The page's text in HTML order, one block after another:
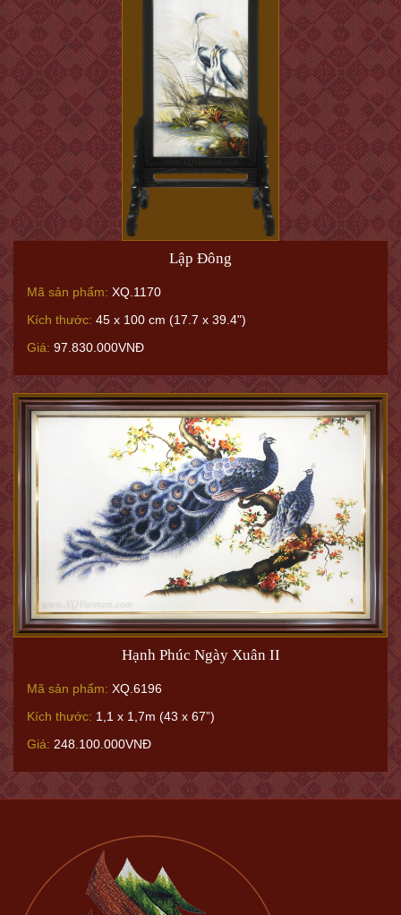
Lập Đông
Mã sản phẩm: XQ.1170
Kích thước: 45 x 100 cm (17.7 x 39.4")
Giá: 97.830.000VNĐ
Hạnh Phúc Ngày Xuân II
Mã sản phẩm: XQ.6196
Kích thước: 1,1 x 1,7m (43 x 67”)
Giá: 248.100.000VNĐ